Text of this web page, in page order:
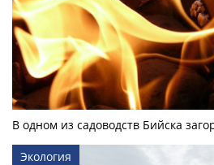
В одном из садоводств Бийска
Экология